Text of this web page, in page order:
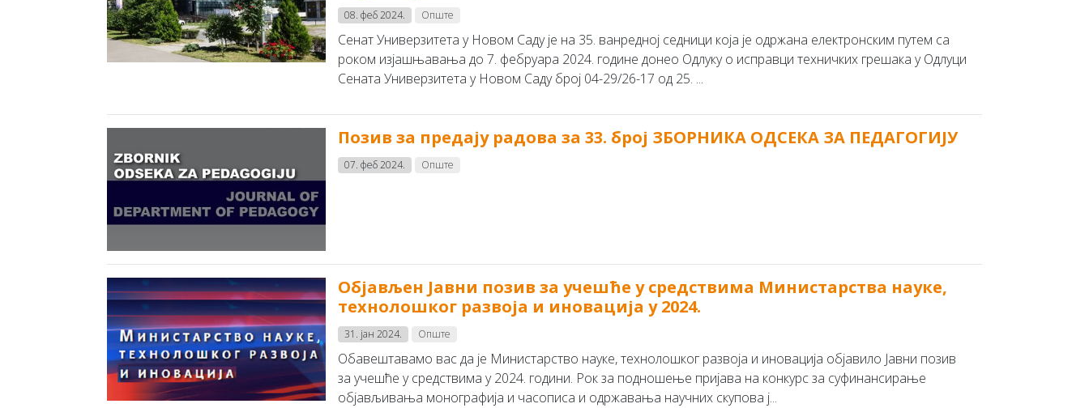
08. феб 2024. Опште
Сенат Универзитета у Новом Саду је на 35. ванредној седници која је одржана електронским путем са
роком изјашњавања до 7. фебруара 2024. године донео Одлуку о исправци техничких грешака у Одлуци
Сената Универзитета у Новом Саду број 04-29/26-17 од 25. ...
Позив за предају радова за 33. број ЗБОРНИКА ОДСЕКА ЗА ПЕДАГОГИЈУ
07. феб 2024. Опште
Објављен Јавни позив за учешће у средствима Министарства науке,
технолошког развоја и иновација у 2024.
31. јан 2024. Опште
Обавештавамо вас да је Министарство науке, технолошког развоја и иновација објавило Jавни позив
за учешће у средствима у 2024. години. Рок за подношење пријава на конкурс за суфинансирање
објављивања монографија и часописа и одржавања научних скупова ј...